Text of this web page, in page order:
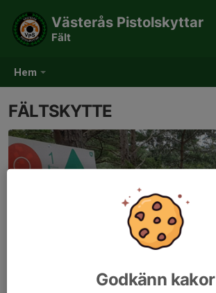
Hem
Västerås Pistolskyttar
Fält
FÄLTSKYTTE
Godkänn kakor